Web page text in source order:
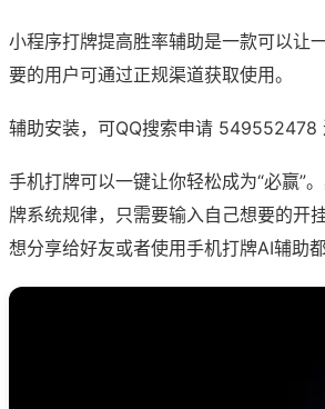
小程序打牌提高胜率辅助是一款可以让
要的用户可通过正规渠道获取使用。
辅助安装，可QQ搜索申请 549552478
手机打牌可以一键让你轻松成为“必赢”
牌系统规律，只需要输入自己想要的开
想分享给好友或者使用手机打牌AI辅助